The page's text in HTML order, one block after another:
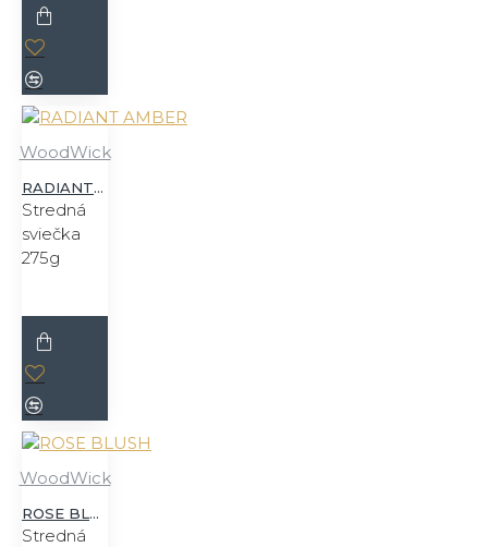
WoodWick
RADIANT AMBER
Stredná
sviečka
275g
WoodWick
ROSE BLUSH
Stredná